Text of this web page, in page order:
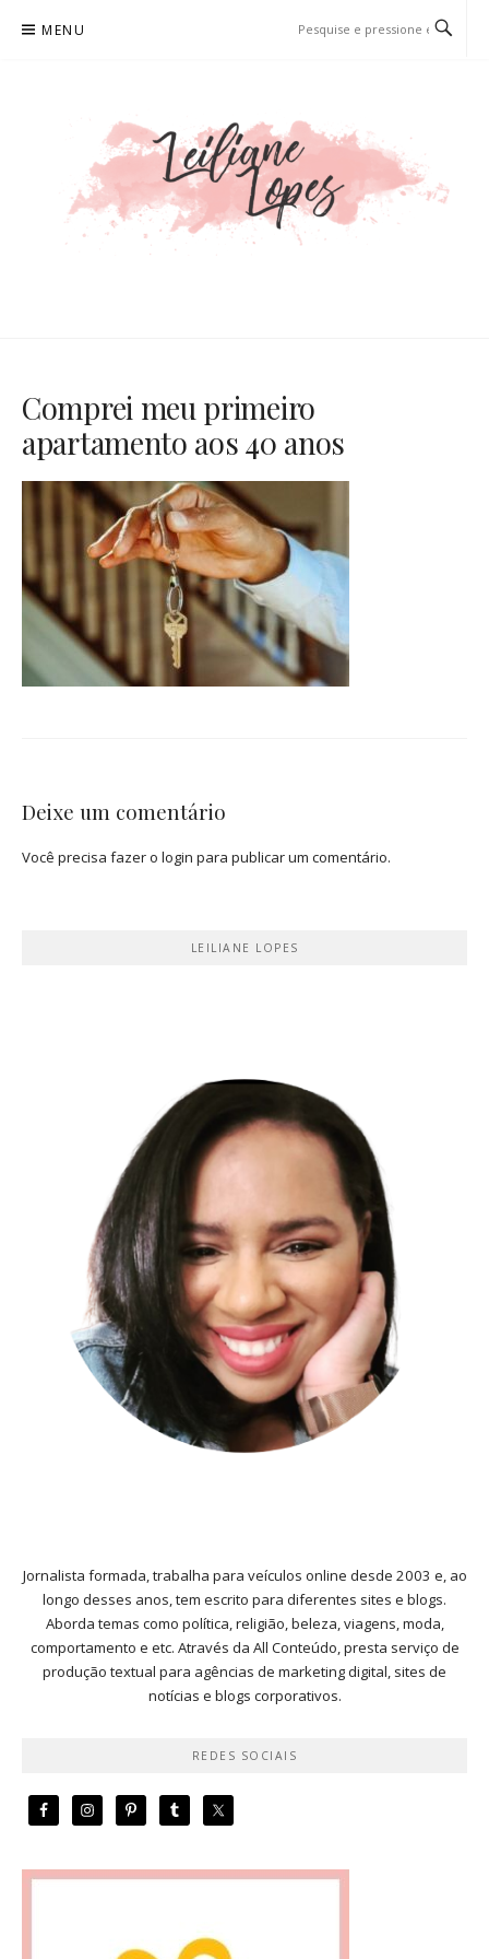
para
MENU
Comprei meu primeiro
apartamento aos 40 anos
Deixe um comentário
Você precisa fazer o login para publicar um comentário.
LEILIANE LOPES
Jornalista formada, trabalha para veículos online desde 2003 e, ao
longo desses anos, tem escrito para diferentes sites e blogs.
Aborda temas como política, religião, beleza, viagens, moda,
comportamento e etc. Através da All Conteúdo, presta serviço de
produção textual para agências de marketing digital, sites de
notícias e blogs corporativos.
REDES SOCIAIS